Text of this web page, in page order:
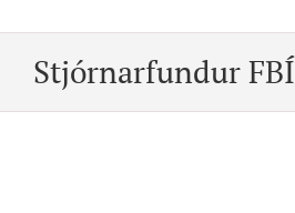
Stjórnarfundur